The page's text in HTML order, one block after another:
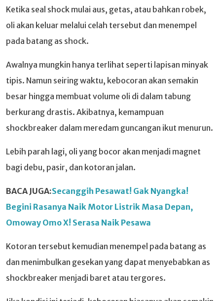
Ketika seal shock mulai aus, getas, atau bahkan robek,
oli akan keluar melalui celah tersebut dan menempel
pada batang as shock.
Awalnya mungkin hanya terlihat seperti lapisan minyak
tipis. Namun seiring waktu, kebocoran akan semakin
besar hingga membuat volume oli di dalam tabung
berkurang drastis. Akibatnya, kemampuan
shockbreaker dalam meredam guncangan ikut menurun.
Lebih parah lagi, oli yang bocor akan menjadi magnet
bagi debu, pasir, dan kotoran jalan.
BACA JUGA:Secanggih Pesawat! Gak Nyangka!
Begini Rasanya Naik Motor Listrik Masa Depan,
Omoway Omo X! Serasa Naik Pesawa
Kotoran tersebut kemudian menempel pada batang as
dan menimbulkan gesekan yang dapat menyebabkan as
shockbreaker menjadi baret atau tergores.